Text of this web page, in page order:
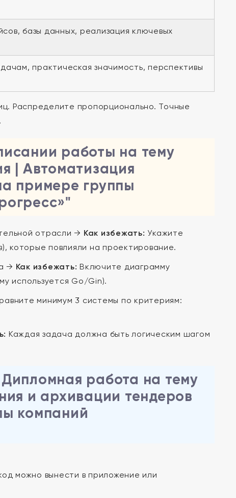
базы данных, реализация ключевых
практическая значимость, перспективы
Распределите пропорционально. Точные
работы на тему
| Автоматизация
примере группы
отрасли → Как избежать: Укажите
которые повлияли на проектирование.
→ Как избежать: Включите диаграмму
используется Go/Gin).
минимум 3 системы по критериям:
Каждая задача должна быть логическим шагом
работа на тему
и архивации тендеров
компаний
можно вынести в приложение или